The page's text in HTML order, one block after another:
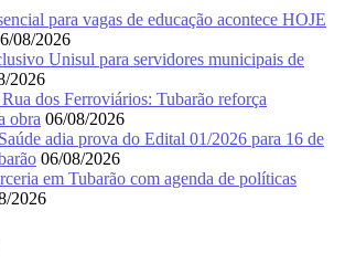
para vagas de educação acontece HOJE
08/2026
Unisul para servidores municipais de
2026
dos Ferroviários: Tubarão reforça
obra 06/08/2026
adia prova do Edital 01/2026 para 16 de
06/08/2026
em Tubarão com agenda de políticas
2026